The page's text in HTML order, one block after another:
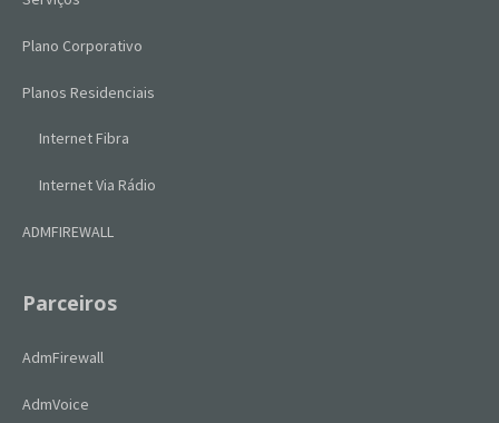
Plano Corporativo
Planos Residenciais
Internet Fibra
Internet Via Rádio
ADMFIREWALL
Parceiros
AdmFirewall
AdmVoice